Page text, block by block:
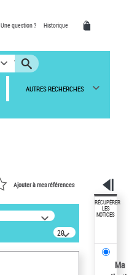
Une question ? Historique
AUTRES RECHERCHES
Ajouter à mes références
20
résultats/page
RÉCUPÉRER
LES
NOTICES
Ma